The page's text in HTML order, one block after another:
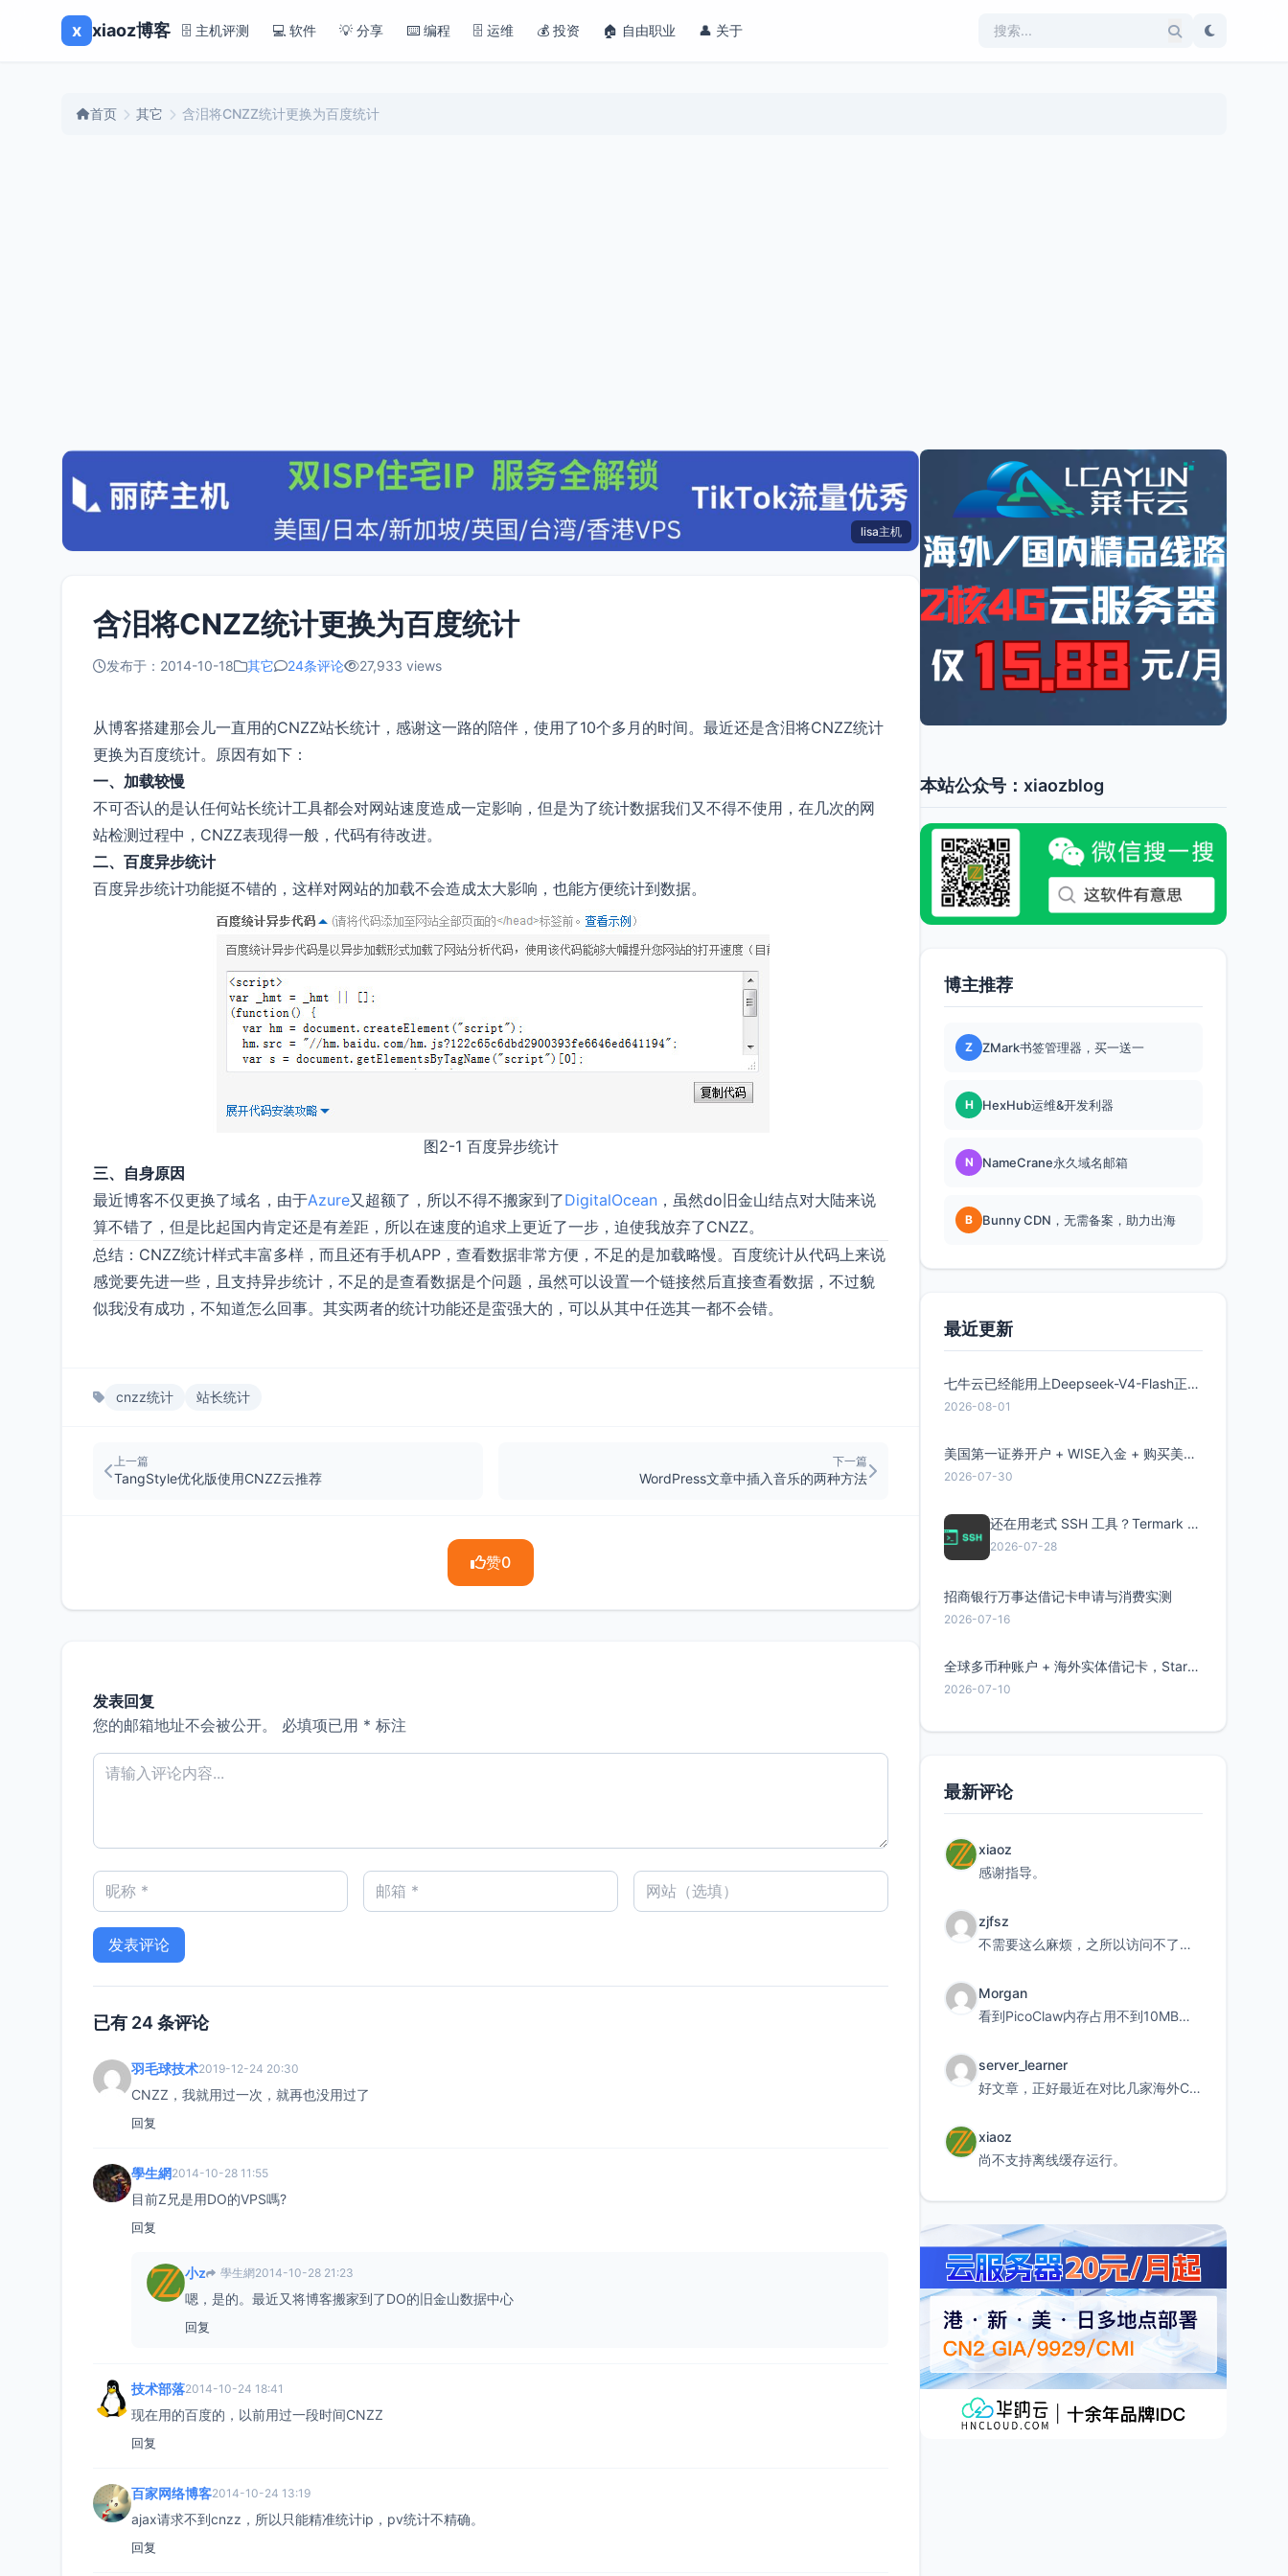
x xiaoz博客 🗄️ 主机评测 💻 软件 💡 分享 ⌨️ 编程 🗄️ 运维 💰 投资 🏠 自由职业 👤 关于
首页 其它 含泪将CNZZ统计更换为百度统计
lisa主机
含泪将CNZZ统计更换为百度统计
发布于：2014-10-18 其它 24条评论 27,933 views
从博客搭建那会儿一直用的CNZZ站长统计，感谢这一路的陪伴，使用了10个多月的时间。最近还是含泪将CNZZ统计
更换为百度统计。原因有如下：
一、加载较慢
不可否认的是认任何站长统计工具都会对网站速度造成一定影响，但是为了统计数据我们又不得不使用，在几次的网
站检测过程中，CNZZ表现得一般，代码有待改进。
二、百度异步统计
百度异步统计功能挺不错的，这样对网站的加载不会造成太大影响，也能方便统计到数据。
图2-1 百度异步统计
三、自身原因
最近博客不仅更换了域名，由于Azure又超额了，所以不得不搬家到了DigitalOcean ，虽然do旧金山结点对大陆来说
算不错了，但是比起国内肯定还是有差距，所以在速度的追求上更近了一步，迫使我放弃了CNZZ。
总结：CNZZ统计样式丰富多样，而且还有手机APP，查看数据非常方便，不足的是加载略慢。百度统计从代码上来说
感觉要先进一些，且支持异步统计，不足的是查看数据是个问题，虽然可以设置一个链接然后直接查看数据，不过貌
似我没有成功，不知道怎么回事。其实两者的统计功能还是蛮强大的，可以从其中任选其一都不会错。
cnzz统计 站长统计
上一篇
TangStyle优化版使用CNZZ云推荐
下一篇
WordPress文章中插入音乐的两种方法
赞0
发表回复
您的邮箱地址不会被公开。
必填项已用 * 标注
已有 24 条评论
羽毛球技术2019-12-24 20:30
CNZZ，我就用过一次，就再也没用过了
回复
學生網2014-10-28 11:55
目前Z兄是用DO的VPS嗎?
回复
小z 學生網2014-10-28 21:23
嗯，是的。最近又将博客搬家到了DO的旧金山数据中心
回复
技术部落2014-10-24 18:41
现在用的百度的，以前用过一段时间CNZZ
回复
百家网络博客2014-10-24 13:19
ajax请求不到cnzz，所以只能精准统计ip，pv统计不精确。
回复
本站公众号：xiaozblog
博主推荐
Z ZMark书签管理器，买一送一
H HexHub运维&开发利器
N NameCrane永久域名邮箱
B Bunny CDN，无需备案，助力出海
最近更新
七牛云已经能用上Deepseek-V4-Flash正式版了，点此领取300万Token
2026-08-01
美国第一证券开户 + WISE入金 + 购买美股全流程分享
2026-07-30
还在用老式 SSH 工具？Termark 新一代跨平台智能SSH客户端了解一下
2026-07-28
招商银行万事达借记卡申请与消费实测
2026-07-16
全球多币种账户 + 海外实体借记卡，Starryblu开户教程与注意事项
2026-07-10
最新评论
xiaoz
感谢指导。
zjfsz
不需要这么麻烦，之所以访问不了，是由于非对称路由的问题，在爱快主路由添加一条静态路由192.168.
Morgan
看到PicoClaw内存占用不到10MB这个数据真的很惊喜，确实很适合我这种想用旧设备折腾AI的小白
server_learner
好文章，正好最近在对比几家海外CDN。文中提到CF免费版不支持自定义回源端口和HOST这个痛点太真实
xiaoz
尚不支持离线缓存运行。